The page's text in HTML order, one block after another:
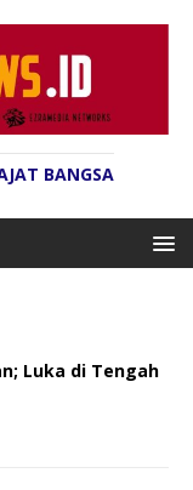
BANGSA
Luka di Tengah